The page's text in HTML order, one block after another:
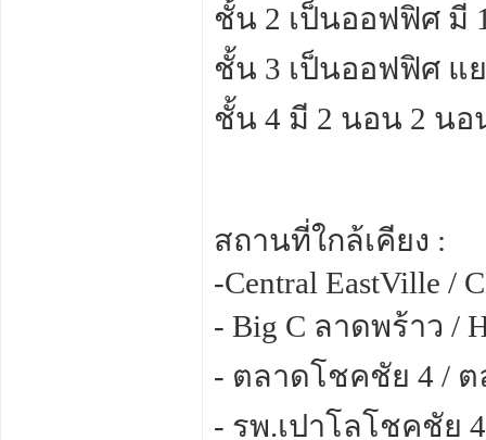
ชั้น 2 เป็นออฟฟิศ มี
ชั้น 3 เป็นออฟฟิศ แย
ชั้น 4 มี 2 นอน 2 นอ
สถานที่ใกล้เคียง :
-Central EastVille /
- Big C ลาดพร้าว /
- ตลาดโชคชัย 4 /
- รพ.เปาโลโชคชัย